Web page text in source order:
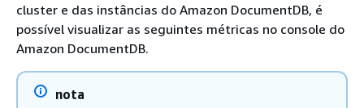
cluster e das instâncias do Amazon DocumentDB, é
possível visualizar as seguintes métricas no console do
Amazon DocumentDB.
nota